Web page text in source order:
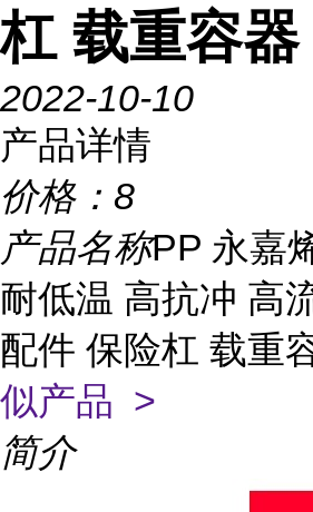
杠 载重容器
2022-10-10
产品详情
价格： 8
产品名称PP 永嘉
耐低温 高抗冲 高
配件 保险杠 载重
似产品 >
简介